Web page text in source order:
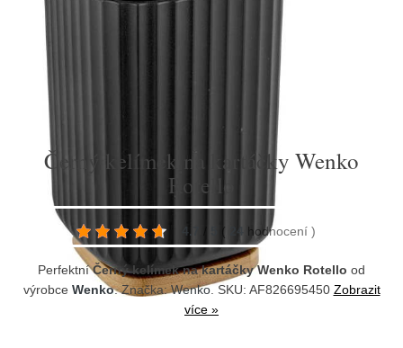
Černý kelímek na kartáčky Wenko
Rotello
4.7 ( 24 hodnocení )
PerfektníČerný kelímek na kartáčky Wenko Rotello od
výrobce Wenko. Značka:Wenko. SKU: AF826695450 Zobrazit
více »